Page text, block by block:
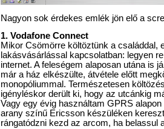
Nagyon sok érdekes emlék jön elő a
1. Vodafone Connect
Mikor Csömörre költöztünk a családdal,
lakásvásárlással kapcsolatban: legyen
internet. A feleségem alaposan utána is
már a ház elkészülte, átvétele előtt
monopóliummal. Természetesen
igényléskor derült ki, hogy az utcánkig
Vagy egy évig használtam GPRS
arany színű Ericsson készüléken
rángatódzni kezd az arcom, ha belassul